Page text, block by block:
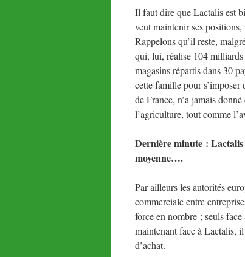
Il faut dire que Lactalis est
veut maintenir ses
Rappelons qu’il reste,
qui, lui, réalise 104
magasins répartis dans 30
cette famille pour
de France, n’a jamais
l’agriculture, tout comme
Dernière minute : Lactalis
moyenne….
Par ailleurs les autorités
commerciale entre
force en nombre ; seuls
maintenant face à Lactalis,
d’achat.